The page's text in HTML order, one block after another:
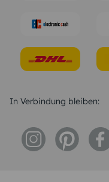
In Verbindung bleiben: